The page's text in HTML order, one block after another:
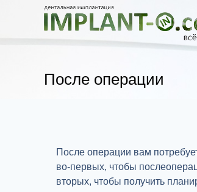
После операции
После операции вам
во-первых, чтобы
вторых, чтобы получить